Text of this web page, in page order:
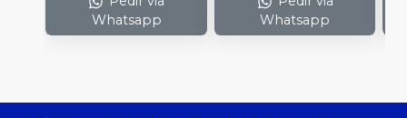
Whatsapp
Whatsapp